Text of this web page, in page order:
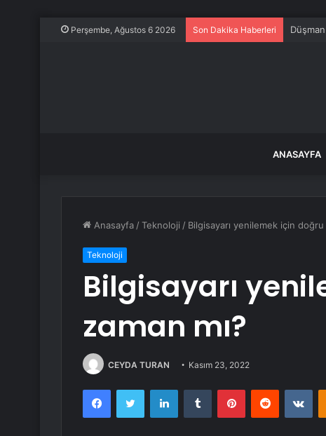
Perşembe, Ağustos 6 2026 Son Dakika Haberleri
ANASAYFA
Anasayfa /Teknoloji / Bilgisayarı yenilemek için doğru
Teknoloji
Bilgisayarı
zaman mı?
CEYDA TURAN Kasım 23, 2022
FacebookTwitter LinkedInTumblr PinterestReddit